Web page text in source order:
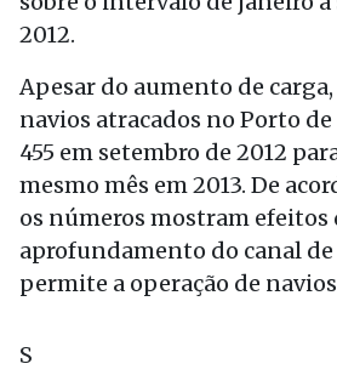
2012.
Apesar do aumento de
navios atracados no Porto
455 em setembro de 2012
mesmo mês em 2013. De
os números mostram efeitos
aprofundamento do canal de
permite a operação de
S